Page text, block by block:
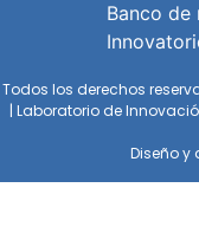
Banco de
Todos los derechos
| Laboratorio de
Diseño y